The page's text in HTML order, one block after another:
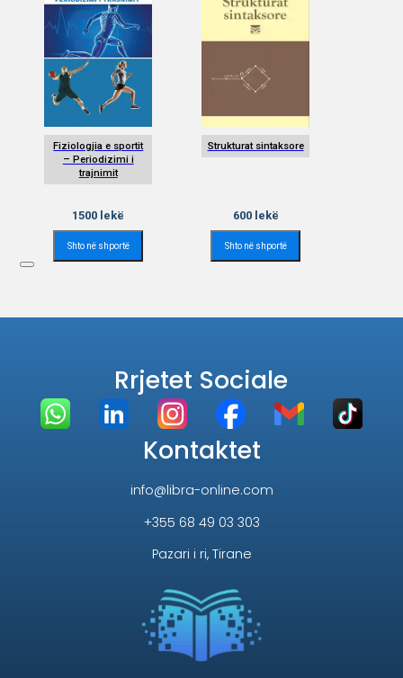
Fiziologjia e sportit
– Periodizimi i
trajnimit
1500 lekë
Shto në shportë
Strukturat sintaksore
600lekë
Shto në shportë
Rrjetet Sociale
Kontaktet
info@libra-online.com
+355 68 49 03 303
Pazari i ri, Tirane